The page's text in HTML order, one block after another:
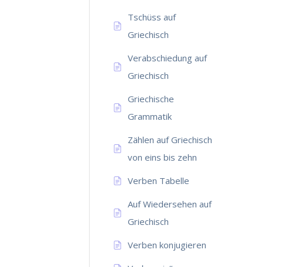
Tschüss auf
Griechisch
Verabschiedung auf
Griechisch
Griechische
Grammatik
Zählen auf Griechisch
von eins bis zehn
Verben Tabelle
Auf Wiedersehen auf
Griechisch
Verben konjugieren